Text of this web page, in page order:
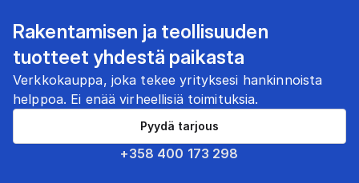
Rakentamisen ja teollisuuden
tuotteet yhdestä paikasta
Verkkokauppa, joka tekee yrityksesi hankinnoista
helppoa. Ei enää virheellisiä toimituksia.
+358 400 173 298
Pyydä tarjous